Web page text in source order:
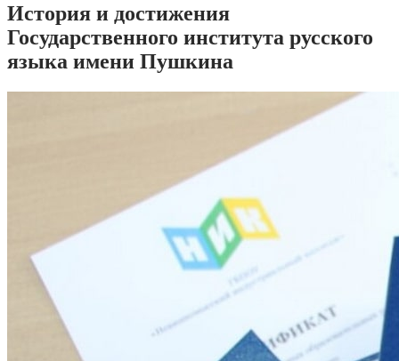
История и достижения
Государственного института русского
языка имени Пушкина